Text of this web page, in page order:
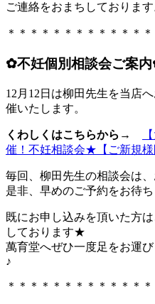
ご連絡をおまちしております
＊＊＊＊＊＊＊＊＊＊＊＊
✿不妊個別相談会ご案
12月12日は柳田先生を当店
催いたします。
くわしくはこちらから→
催！不妊相談会★【ご新規様
毎回、柳田先生の相談会は
是非、早めのご予約をお待
既にお申し込みを頂いた方
しております★
萬育堂へぜひ一度足をお運
♪
＊＊＊＊＊＊＊＊＊＊＊＊